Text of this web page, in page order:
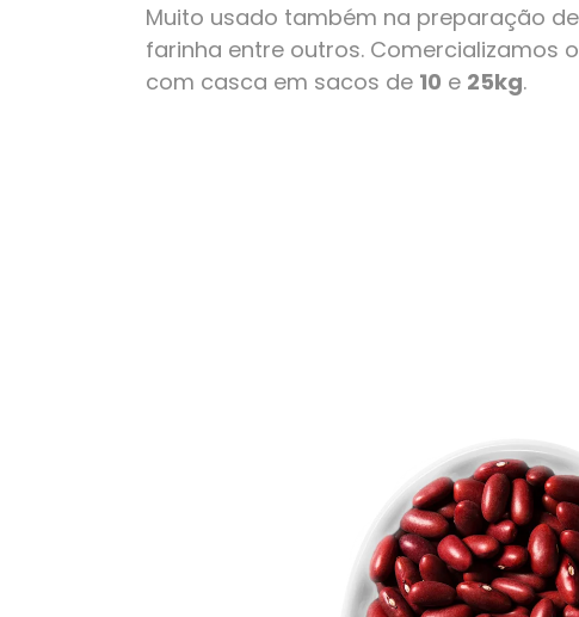
Muito usado também na preparação
farinha entre outros. Comercializamos
com casca em sacos de 10 e 25kg.